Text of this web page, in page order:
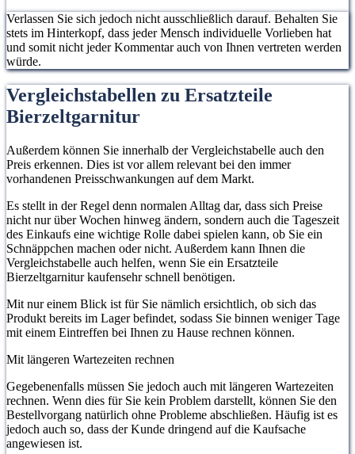
Verlassen Sie sich jedoch nicht ausschließlich darauf. Behalten Sie
stets im Hinterkopf, dass jeder Mensch individuelle Vorlieben hat
und somit nicht jeder Kommentar auch von Ihnen vertreten werden
würde.
Vergleichstabellen zu Ersatzteile
Bierzeltgarnitur
Außerdem können Sie innerhalb der Vergleichstabelle auch den
Preis erkennen. Dies ist vor allem relevant bei den immer
vorhandenen Preisschwankungen auf dem Markt.
Es stellt in der Regel denn normalen Alltag dar, dass sich Preise
nicht nur über Wochen hinweg ändern, sondern auch die Tageszeit
des Einkaufs eine wichtige Rolle dabei spielen kann, ob Sie ein
Schnäppchen machen oder nicht. Außerdem kann Ihnen die
Vergleichstabelle auch helfen, wenn Sie ein Ersatzteile
Bierzeltgarnitur kaufensehr schnell benötigen.
Mit nur einem Blick ist für Sie nämlich ersichtlich, ob sich das
Produkt bereits im Lager befindet, sodass Sie binnen weniger Tage
mit einem Eintreffen bei Ihnen zu Hause rechnen können.
Mit längeren Wartezeiten rechnen
Gegebenenfalls müssen Sie jedoch auch mit längeren Wartezeiten
rechnen. Wenn dies für Sie kein Problem darstellt, können Sie den
Bestellvorgang natürlich ohne Probleme abschließen. Häufig ist es
jedoch auch so, dass der Kunde dringend auf die Kaufsache
angewiesen ist.